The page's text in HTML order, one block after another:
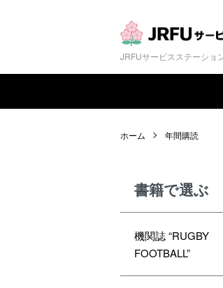
JRFUサービスステーショ
ホーム 年間購読
書籍で選ぶ
機関誌 “RUGBY
FOOTBALL”